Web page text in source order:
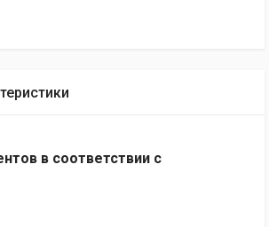
в соответствии с